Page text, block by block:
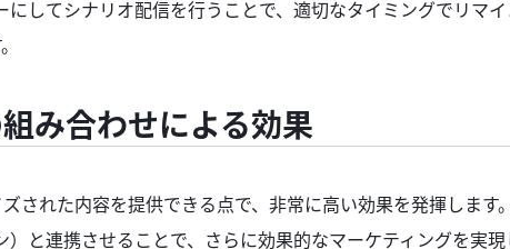
してシナリオ配信を行うことで、適切なタイミングでリマイ
み合わせによる効果
された内容を提供できる点で、非常に高い効果を発揮します
と連携させることで、さらに効果的なマーケティングを実現